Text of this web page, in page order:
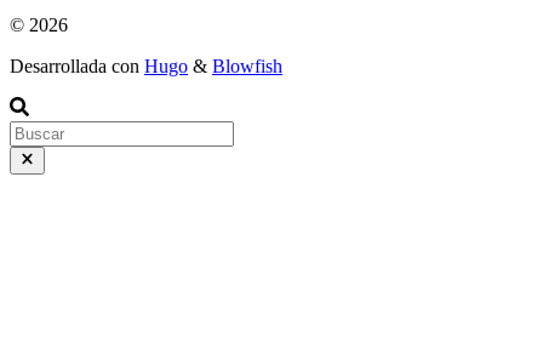
© 2026
Desarrollada con Hugo & Blowfish